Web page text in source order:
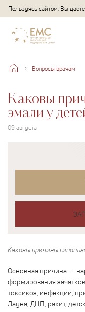
Пользуясь сайтом, Вы даете
Вопросы врачам
Каковы
эмали у
09 августа
Каковы причины
Основная причина —
формирования
токсикоз, инфекции,
Дауна, ДЦП, рахит,